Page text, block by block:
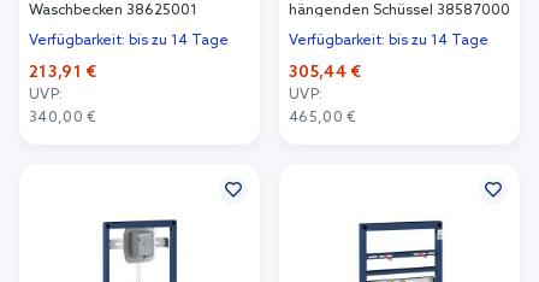
Waschbecken 38625001
Verfügbarkeit: bis zu 14 Tage
213,91 €
UVP:
340,00 €
hängenden Schüssel 38587000
Verfügbarkeit: bis zu 14 Tage
305,44 €
UVP:
465,00 €